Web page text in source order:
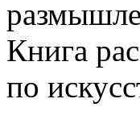
Книга
по